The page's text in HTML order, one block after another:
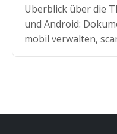
Überblick über die
und Android:
mobil verwalten,
synchronisieren.